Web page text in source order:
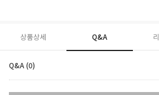
상품상세 Q&A
Q&A (0)